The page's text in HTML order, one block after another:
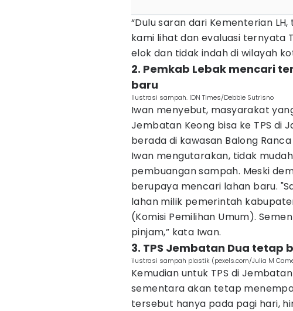
“Dulu saran dari Kementerian
kami lihat dan evaluasi ternyata
elok dan tidak indah di wilayah
2. Pemkab Lebak mencari
baru
llustrasi sampah. IDN Times/Debbie Sutrisno
Iwan menyebut, masyarakat
Jembatan Keong bisa ke TPS di
berada di kawasan Balong
Iwan mengutarakan, tidak
pembuangan sampah. Meski
berupaya mencari lahan baru.
lahan milik pemerintah
(Komisi Pemilihan Umum).
pinjam,” kata Iwan.
3. TPS Jembatan Dua
ilustrasi sampah plastik (pexels.com/Julia M
Kemudian untuk TPS di
sementara akan tetap
tersebut hanya pada pagi hari,